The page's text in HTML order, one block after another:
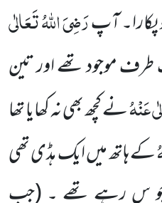
پکارا۔ آپرَضِیَ اللہُ تَعَالٰی
موجود تھےاور تین
عَنْہُنے کچھ بھی نہ کھایا تھا
کے ہاتھ میں ایک ہڈی تھی
س رہے تھے ۔ (جب